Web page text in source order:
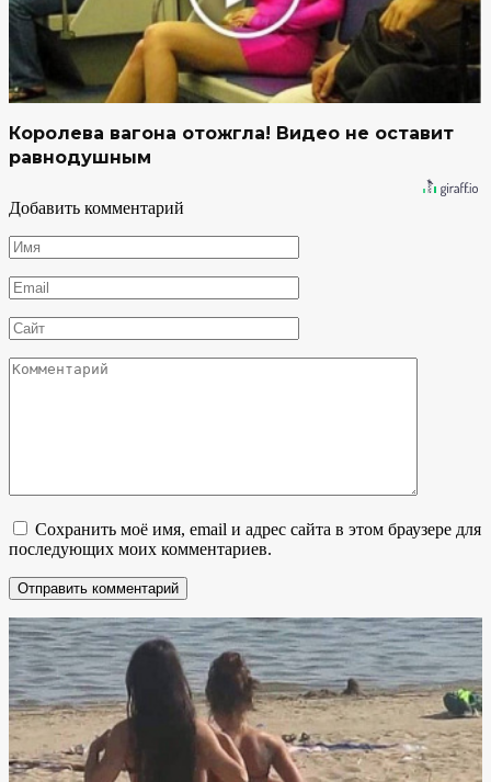
Королева вагона отожгла! Видео не оставит
равнодушным
Добавить комментарий
Имя
*
Email
*
Сайт
Комментарий
Сохранить моё имя, email и адрес сайта в этом браузере для
последующих моих комментариев.